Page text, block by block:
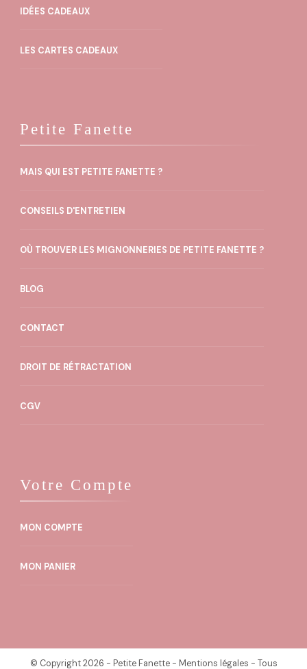
IDÉES CADEAUX
LES CARTES CADEAUX
Petite Fanette
MAIS QUI EST PETITE FANETTE ?
CONSEILS D'ENTRETIEN
OÙ TROUVER LES MIGNONNERIES DE PETITE FANETTE ?
BLOG
CONTACT
DROIT DE RÉTRACTATION
CGV
Votre Compte
MON COMPTE
MON PANIER
© Copyright 2026 - Petite Fanette- Mentions légales - Tous